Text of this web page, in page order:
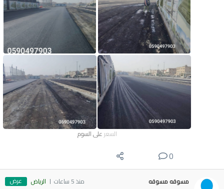
السعر على السوم
0
مسوقه مسوقه منذ 5 ساعات الرياض عرض